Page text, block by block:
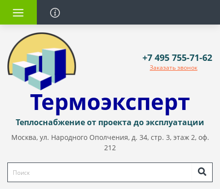
Термоэксперт
Теплоснабжение от проекта до эксплуатации
Москва, ул. Народного Ополчения, д. 34, стр. 3, этаж 2, оф.
212
+7 495 755-71-62
Заказать звонок